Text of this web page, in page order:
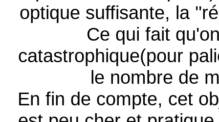
optique suffisante, la
Ce qui fait
catastrophique(pour
le nombre de
En fin de compte, cet